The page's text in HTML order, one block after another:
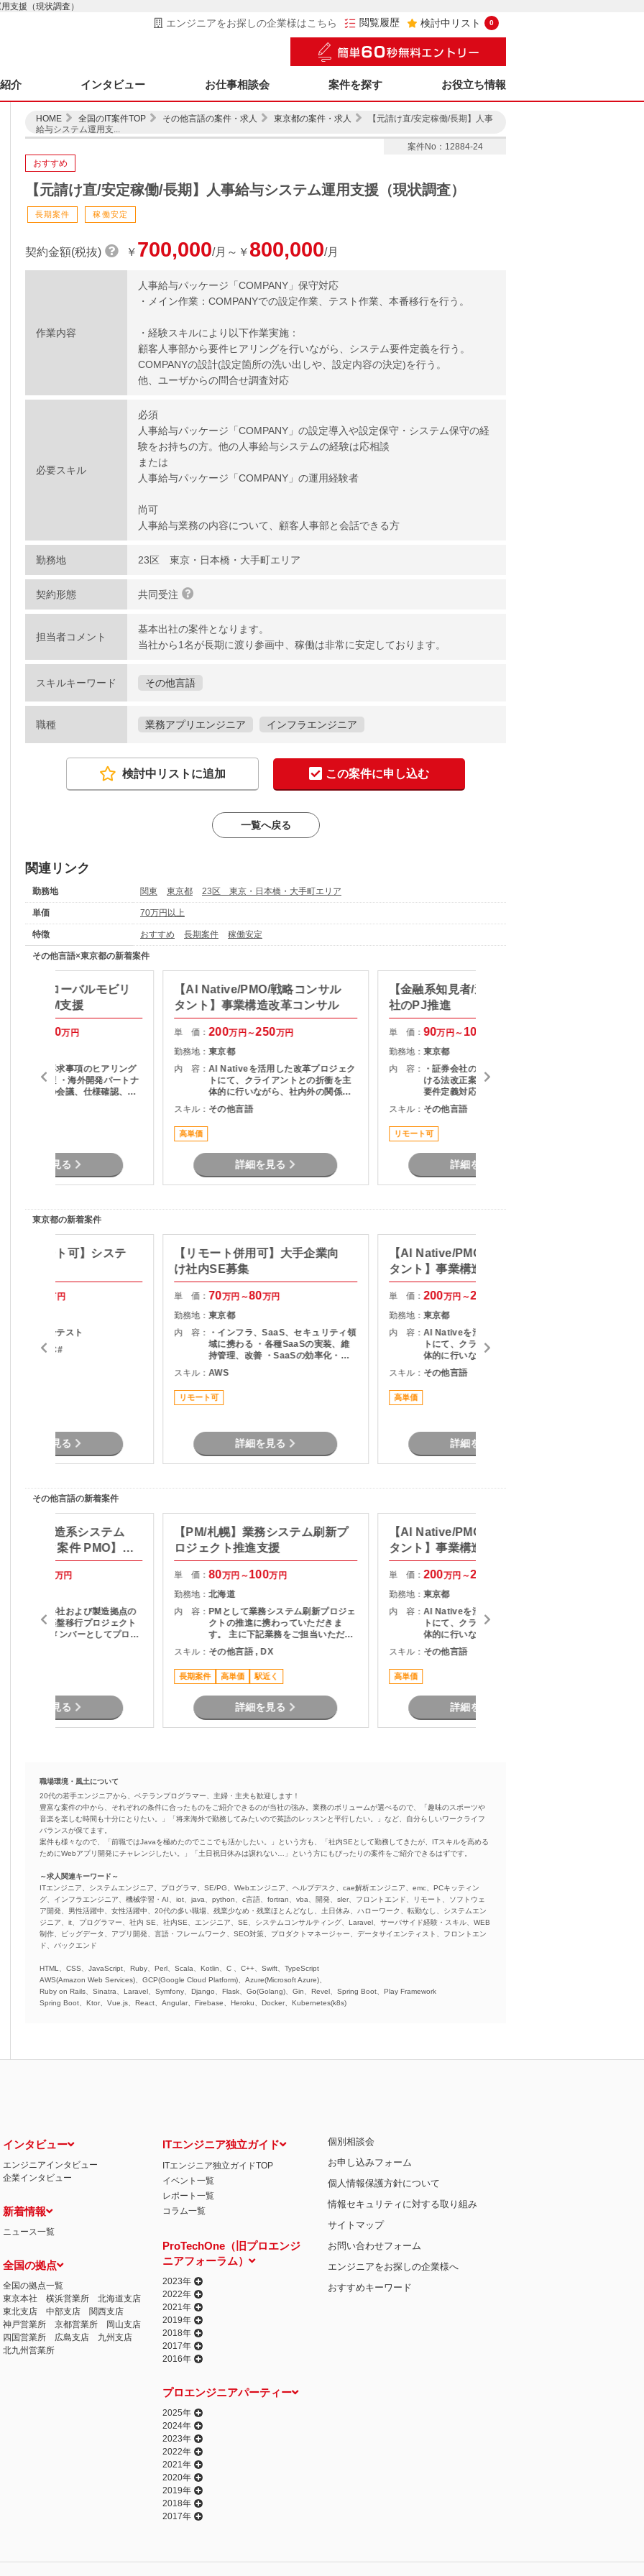
支援（現状調査）
エンジニアをお探しの企業様はこちら 閲覧履歴 検討中リスト 0
介 インタビュー お仕事相談会 案件を探す お役立ち情報
HOME 全国のIT案件TOP その他言語の案件・求人 東京都の案件・求人
【元請け直/安定稼働/長期】人事
給与システム運用支...
案件No：12884-24
おすすめ
【元請け直/安定稼働/長期】人事給与システム運用支援（現状調査）
長期案件 稼働安定
契約金額(税抜) ￥ 700,000/月～￥ 800,000/月
作業内容
人事給与パッケージ「COMPANY」保守対応
・メイン作業：COMPANYでの設定作業、テスト作業、本番移行を行う。
・経験スキルにより以下作業実施：
顧客人事部から要件ヒアリングを行いながら、システム要件定義を行う。
COMPANYの設計(設定箇所の洗い出しや、設定内容の決定)を行う。
他、ユーザからの問合せ調査対応
必要スキル
必須
人事給与パッケージ「COMPANY」の設定導入や設定保守・システム保守の経
験をお持ちの方。他の人事給与システムの経験は応相談
または
人事給与パッケージ「COMPANY」の運用経験者
尚可
人事給与業務の内容について、顧客人事部と会話できる方
勤務地 23区 東京・日本橋・大手町エリア
契約形態 共同受注
担当者コメント
基本出社の案件となります。
当社から1名が長期に渡り参画中、稼働は非常に安定しております。
スキルキーワード その他言語
職種 業務アプリエンジニア インフラエンジニア
検討中リストに追加 この案件に申し込む
一覧へ戻る
関連リンク
勤務地 関東 東京都 23区 東京・日本橋・大手町エリア
単価 70万円以上
特徴 おすすめ 長期案件 稼働安定
その他言語×東京都の新着案件
期】グローバルモビリ
リ開発PM支援
100万円
顧客要望、要求事項のヒアリング
よび要件整理 ・海外開発パートナ
との英語での会議、仕様確認、各
資料、報告資料作成 ・顧客および
発ベンダーとの各種折衝と調整
詳細を見る
【AI Native/PMO/戦略コンサル
タント】事業構造改革コンサル
単 価：200万円～250万円
勤務地：東京都
内 容：AI Nativeを活用した改革プロジェク
トにて、クライアントとの折衝を主
体的に行いながら、社内外の関係者
をリードし、論点設計・課題構造化
を通じてタスクや意思決定を推進い
スキル： その他言語
高単価
詳細を見る
【金融系知見者/週1出社】証券会
社のPJ推進
単 価： 90万円～ 100
勤務地： 東京都
内 容：
・証券会社のサービス企画部門にお
ける法改正案件の推進 ・上流工程の
要件定義対応 ・案件の進捗管理
スキル： その他言語
リモート可
詳細を見る
東京都の新着案件
リモート可】システ
万円
本設計～総合テスト
, .NET , C#
詳細を見る
【リモート併用可】大手企業向
け社内SE募集
単 価： 70万円～80万円
勤務地：東京都
内 容：
・インフラ、SaaS、セキュリティ領
域に携わる ・各種SaaSの実装、維
持管理、改善 ・SaaSの効率化・高
度化のためのエンジニアリング ・
SaaSのシステム課題・障害に対する
対策の計画と実装 ・社内NWやオン
プレサーバの運用保守 ・拠点のネッ
スキル：AWS
リモート可
詳細を見る
【AI Native/PMO/戦略コンサル
タント】事業構造改革コンサル
単 価： 200万円～250
勤務地： 東京都
内 容： AI Nativeを活用した改革プロジェク
トにて、クライアントとの折衝を主
体的に行いながら、社内外の関係者
をリードし、論点設計・課題構造化
を通じてタスクや意思決定を推進い
ただくPMO／戦略コンサルタントポ
スキル： その他言語
高単価
詳細を見る
その他言語の新着案件
ト有：製造系システム
トワーク案件 PMO】プ
万円
国グループ会社および製造拠点の
ットワーク基盤移行プロジェクト
PMO兼実働メンバーとしてプロジ
詳細を見る
【PM/札幌】業務システム刷新プ
ロジェクト推進支援
単 価：80万円～100万円
勤務地：北海道
内 容： PMとして業務システム刷新プロジェ
クトの推進に携わっていただきま
す。 主に下記業務をご担当いただき
ます。 ・顧客との要件整理・課題整
理 ・プロジェクト計画の策定および
進捗管理 ・開発チームとの調整およ
びマネジメント ・品質、課題、リス
各種報告 ・要件定義からリリースま
での推進支援
スキル： その他言語 , DX
長期案件 高単価 駅近く
詳細を見る
【AI Native/PMO/戦略コンサル
タント】事業構造改革コンサル
単 価： 200万円～250
勤務地： 東京都
内 容： AI Nativeを活用した改革プロジェク
トにて、クライアントとの折衝を主
体的に行いながら、社内外の関係者
をリードし、論点設計・課題構造化
を通じてタスクや意思決定を推進い
ただくPMO／戦略コンサルタントポ
スキル： その他言語
高単価
詳細を見る
職場環境・風土について
20代の若手エンジニアから、ベテランプログラマー、主婦・主夫も歓迎します！
豊富な案件の中から、それぞれの条件に合ったものをご紹介できるのが当社の強み。業務のボリュームが選べるので、「趣味のスポーツや
音楽を楽しむ時間も十分にとりたい。」「将来海外で勤務してみたいので英語のレッスンと平行したい。」など、自分らしいワークライフ
バランスが保てます。
案件も様々なので、「前職ではJavaを極めたのでここでも活かしたい。」という方も、「社内SEとして勤務してきたが、ITスキルを高める
ためにWebアプリ開発にチャレンジしたい。」「土日祝日休みは譲れない…」という方にもぴったりの案件をご紹介できるはずです。
～求人関連キーワード～
ITエンジニア、システムエンジニア、プログラマ、SE/PG、Webエンジニア、ヘルプデスク、cae解析エンジニア、emc、PCキッティン
グ、インフラエンジニア、機械学習・AI、iot、java、python、c言語、fortran、vba、開発、sler、フロントエンド、リモート、ソフトウェ
ア開発、男性活躍中、女性活躍中、20代の多い職場、残業少なめ・残業ほとんどなし、土日休み、ハローワーク、転勤なし、システムエン
ジニア、it、プログラマー、社内 SE、社内SE、エンジニア、SE、システムコンサルティング、Laravel、サーバサイド経験・スキル、WEB
制作、ビッグデータ、アプリ開発、言語・フレームワーク、SEO対策、プロダクトマネージャー、データサイエンティスト、フロントエン
ド、バックエンド
HTML、CSS、JavaScript、Ruby、Perl、Scala、Kotlin、C 、C++、Swift、TypeScript
AWS(Amazon Web Services)、GCP(Google Cloud Platform)、Azure(Microsoft Azure)、
Ruby on Rails、Sinatra、Laravel、Symfony、Django、Flask、Go(Golang)、Gin、Revel、Spring Boot、Play Framework
Spring Boot、Ktor、Vue.js、React、Angular、Firebase、Heroku、Docker、Kubernetes(k8s)
インタビュー
エンジニアインタビュー
企業インタビュー
新着情報
ニュース一覧
全国の拠点
全国の拠点一覧
東京本社
横浜営業所
北海道支店
東北支店
中部支店
関西支店
神戸営業所
京都営業所
岡山支店
四国営業所
広島支店
九州支店
北九州営業所
ITエンジニア独立ガイド
ITエンジニア独立ガイドTOP
イベント一覧
レポート一覧
コラム一覧
ProTechOne（旧プロエンジ
ニアフォーラム）
2023年
2022年
2021年
2019年
2018年
2017年
2016年
プロエンジニアパーティー
2025年
2024年
2023年
2022年
2021年
2020年
2019年
2018年
2017年
個別相談会
お申し込みフォーム
個人情報保護方針について
情報セキュリティに対する取り組み
サイトマップ
お問い合わせフォーム
エンジニアをお探しの企業様へ
おすすめキーワード